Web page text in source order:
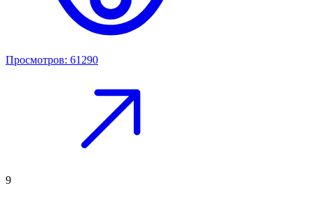
Просмотров: 61290
9